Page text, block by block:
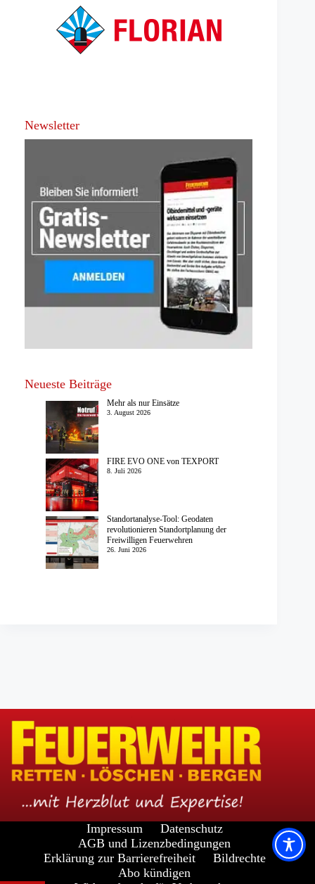
Newsletter
Neueste Beiträge
Mehr als nur Einsätze
3. August 2026
FIRE EVO ONE von TEXPORT
8. Juli 2026
Standortanalyse-Tool: Geodaten
revolutionieren Standortplanung der
Freiwilligen Feuerwehren
26. Juni 2026
Impressum
Datenschutz
AGB und Lizenzbedingungen
Erklärung zur Barrierefreiheit
Bildrechte
Abo kündigen